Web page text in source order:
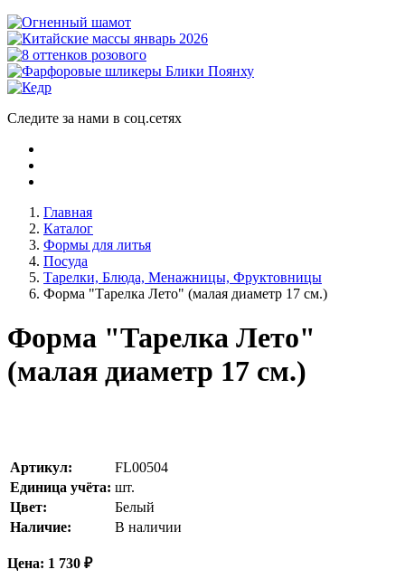
Следите за нами в соц.сетях
Главная
Каталог
Формы для литья
Посуда
Тарелки, Блюда, Менажницы, Фруктовницы
Форма "Тарелка Лето" (малая диаметр 17 см.)
Форма "Тарелка Лето"
(малая диаметр 17 см.)
Артикул:
FL00504
Единица учёта: шт.
Цвет:
Белый
Наличие:
В наличии
Цена: 1 730 ₽